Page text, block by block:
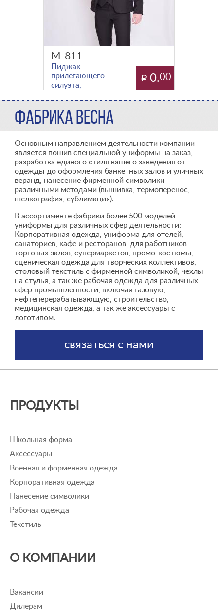
М-811
Пиджак
прилегающего
силуэта,
лацканами,
отрезной
бочок, вытачка
в области тал
0.00
ФАБРИКА ВЕСНА
Основным направлением деятельности компании
является пошив специальной униформы на заказ,
разработка единого стиля вашего заведения от
одежды до оформления банкетных залов и уличных
веранд, нанесение фирменной символики
различными методами (вышивка, термоперенос,
шелкография, сублимация).
В ассортименте фабрики более 500 моделей
униформы для различных сфер деятельности:
Корпоративная одежда, униформа для отелей,
санаториев, кафе и ресторанов, для работников
торговых залов, супермаркетов, промо-костюмы,
сценическая одежда для творческих коллективов,
столовый текстиль с фирменной символикой, чехлы
на стулья, а так же рабочая одежда для различных
сфер промышленности, включая газовую,
нефтеперерабатывающую, строительство,
медицинская одежда, а так же аксессуары с
логотипом.
связаться с нами
ПРОДУКТЫ
Школьная форма
Аксессуары
Военная и форменная одежда
Корпоративная одежда
Нанесение символики
Рабочая одежда
Текстиль
О КОМПАНИИ
Вакансии
Дилерам